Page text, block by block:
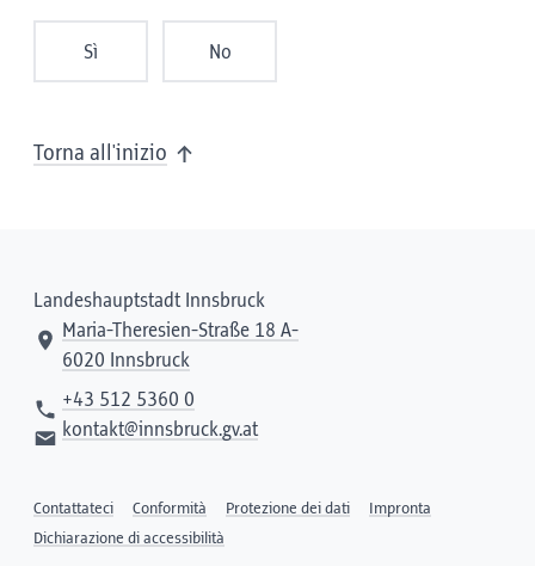
Sì No
Torna all'inizio
Landeshauptstadt Innsbruck
Maria-Theresien-Straße 18 A-
6020 Innsbruck
+43 512 5360 0
kontakt@innsbruck.gv.at
Contattateci Conformità Protezione dei dati
Impronta
Dichiarazione di accessibilità